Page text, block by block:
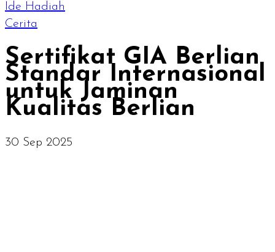
Ide Hadiah
Cerita
Sertifikat GIA Berlian
Standar Internasional
untuk Jaminan
Kualitas Berlian
30 Sep 2025